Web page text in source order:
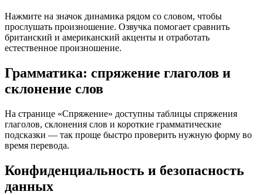
Нажмите на значок динамика рядом со словом, чтобы
прослушать произношение. Озвучка помогает сравнить
британский и американский акценты и отработать
естественное произношение.
Грамматика: спряжение глаголов и
склонение слов
На странице «Спряжение» доступны таблицы спряжения
глаголов, склонения слов и короткие грамматические
подсказки — так проще быстро проверить нужную форму во
время перевода.
Конфиденциальность и безопасность
данных